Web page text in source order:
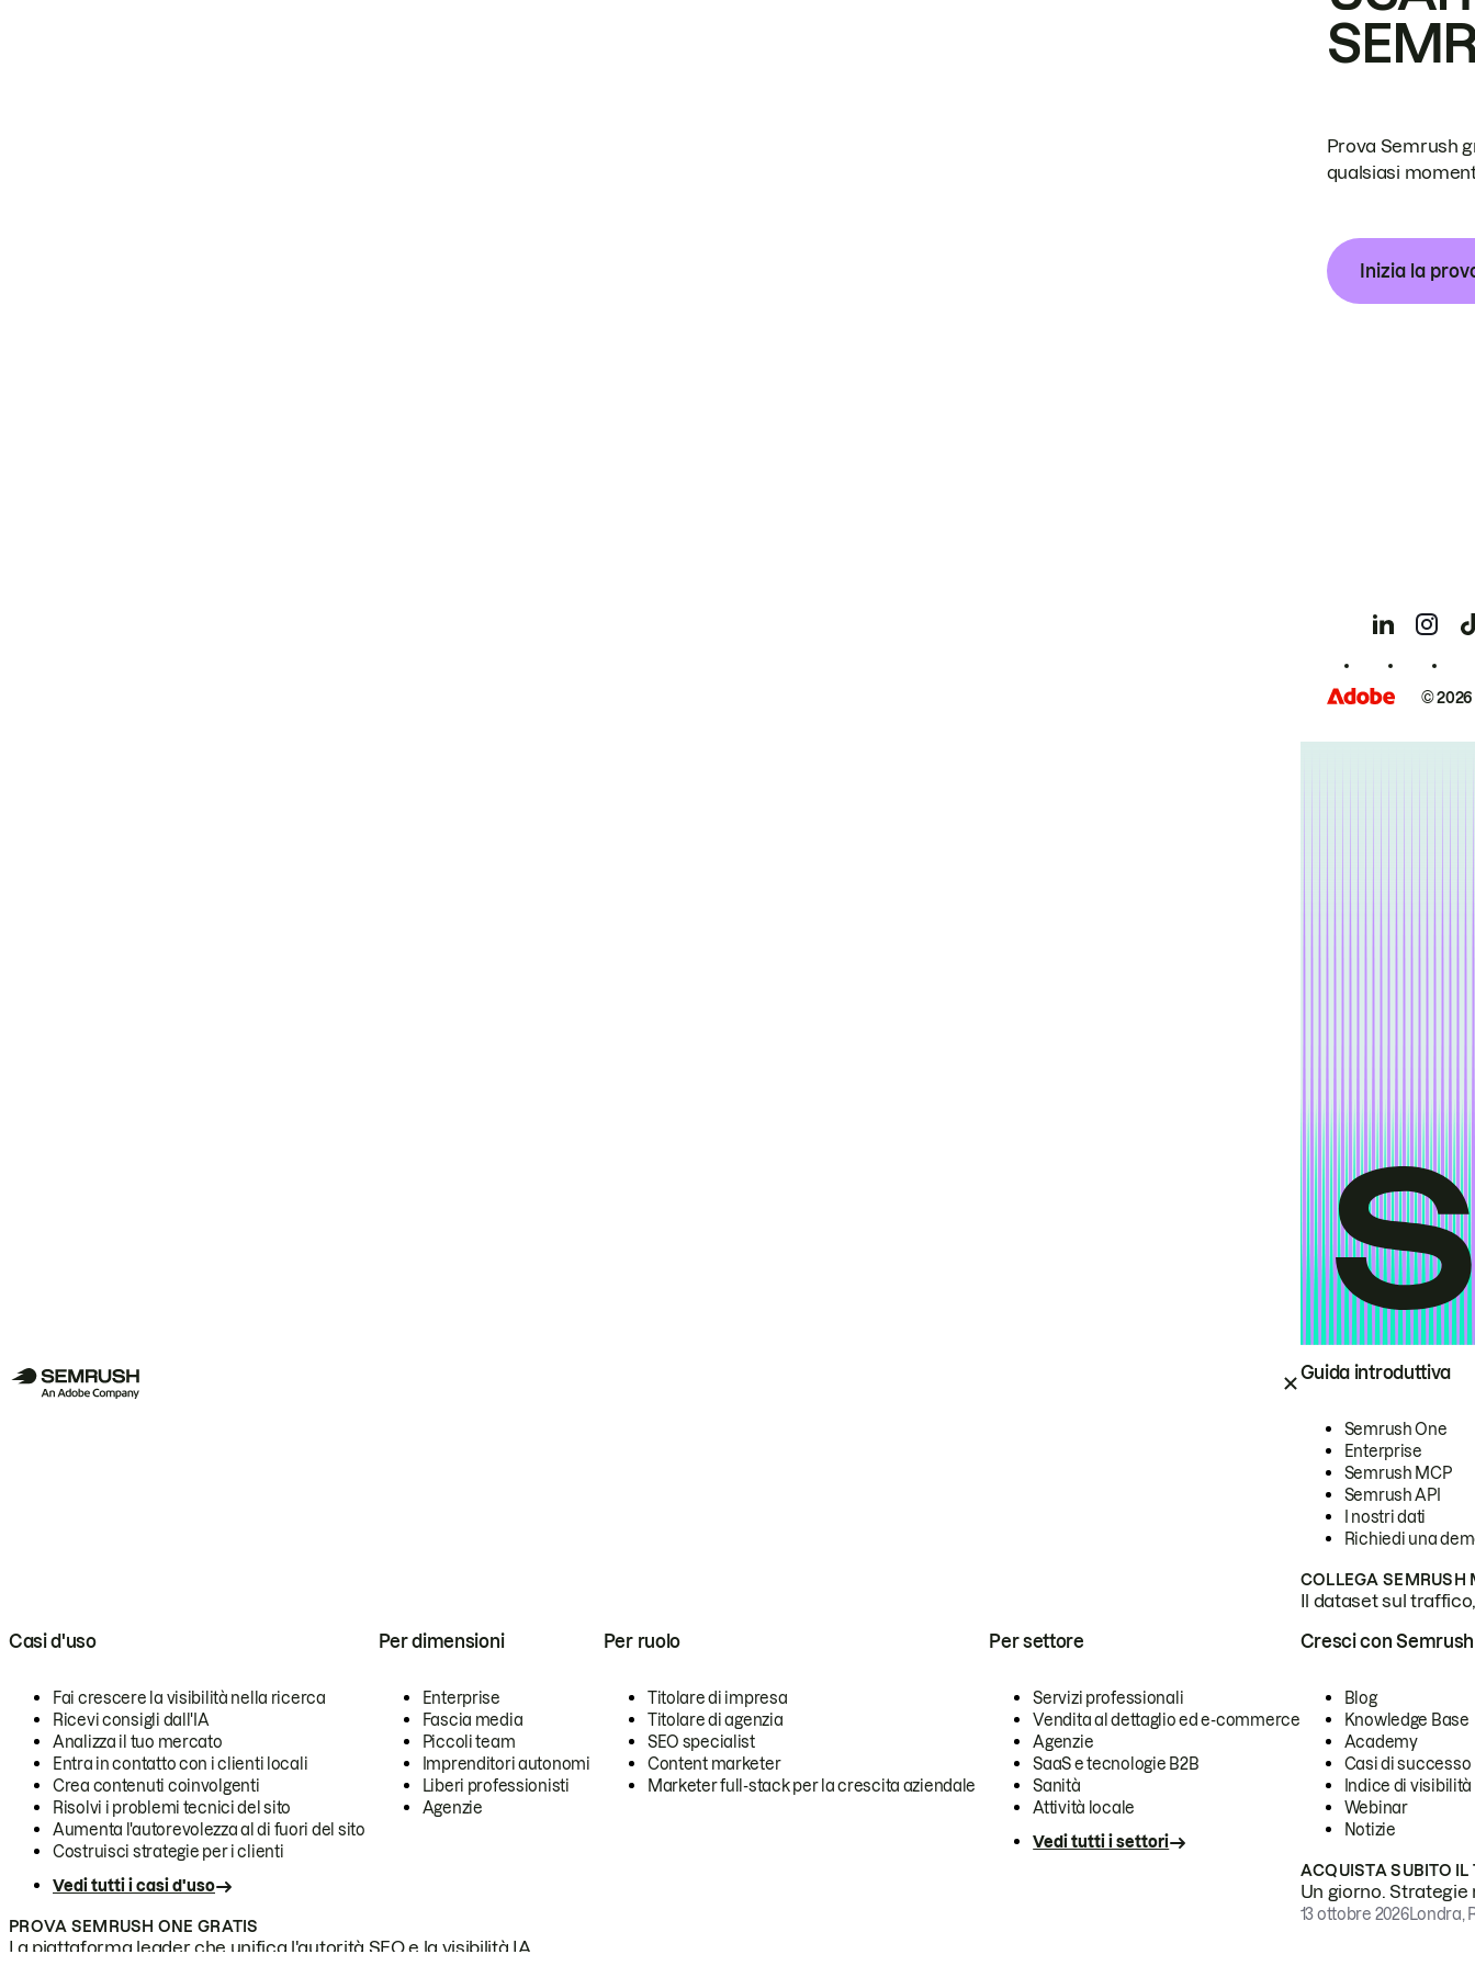
Guida introduttiva
Semrush One
Enterprise
Semrush MCP
Semrush API
I nostri dati
Richiedi una
COLLEGA SEMRUSH
Il dataset sul
Casi d'uso
Fai crescere la visibilità nella ricerca
Ricevi consigli dall'IA
Analizza il tuo mercato
Entra in contatto con i clienti locali
Crea contenuti coinvolgenti
Risolvi i problemi tecnici del sito
Aumenta l'autorevolezza al di fuori del sito
Costruisci strategie per i clienti
Vedi tutti i casi d'uso
Per dimensioni
Enterprise
Fascia media
Piccoli team
Imprenditori autonomi
Liberi professionisti
Agenzie
Per ruolo
Titolare di impresa
Titolare di agenzia
SEO specialist
Content marketer
Marketer full-stack per la crescita aziendale
Per settore
Servizi professionali
Vendita al dettaglio ed e-commerce
Agenzie
SaaS e tecnologie B2B
Sanità
Attività locale
Vedi tutti i settori
PROVA SEMRUSH ONE GRATIS
La piattaforma leader che unifica l'autorità SEO e la visibilità IA.
Cresci con Semrush
Blog
Knowledge Base
Academy
Casi di successo
Indice di visibilità
Webinar
Notizie
ACQUISTA SUBITO IL
Un giorno.
13 ottobre 2026Londra,
Prova Semrush
qualsiasi
Inizia la
©